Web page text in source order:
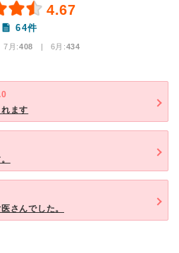
4.67
64件
7月:408 | 6月:434
ます
さんでした。